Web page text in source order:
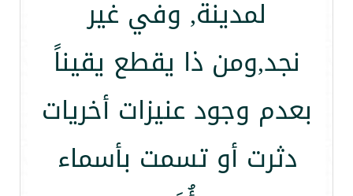
لمدينة, وفي غير
نجد,ومن ذا يقطع يقيناً
بعدم وجود عنيزات أخريات
دثرت أو تسمت بأسماء